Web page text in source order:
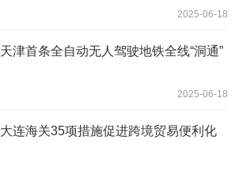
2025-06-18
天津首条全自动无人驾驶地铁全线“洞通”
2025-06-18
大连海关35项措施促进跨境贸易便利化